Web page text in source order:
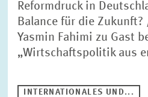
Reformdruck in
Balance für die Zukunft?
Yasmin Fahimi zu Gast
„Wirtschaftspolitik aus
INTERNATIONALES UND...